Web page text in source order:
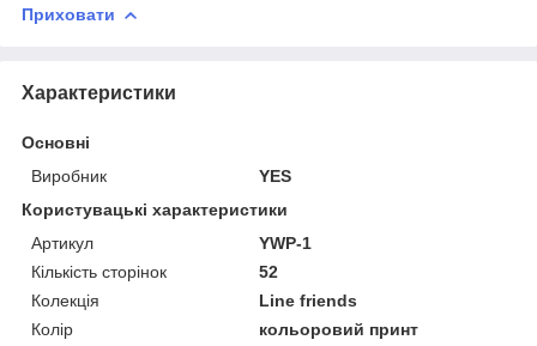
Приховати
Характеристики
Основні
Виробник
YES
Користувацькi характеристики
Артикул
YWP-1
Кількість сторінок
52
Колекція
Line friends
Колір
кольоровий принт